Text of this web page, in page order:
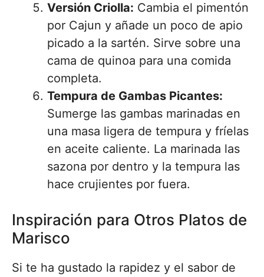
Versión Criolla: Cambia el pimentón
por Cajun y añade un poco de apio
picado a la sartén. Sirve sobre una
cama de quinoa para una comida
completa.
Tempura de Gambas Picantes:
Sumerge las gambas marinadas en
una masa ligera de tempura y fríelas
en aceite caliente. La marinada las
sazona por dentro y la tempura las
hace crujientes por fuera.
Inspiración para Otros Platos de
Marisco
Si te ha gustado la rapidez y el sabor de